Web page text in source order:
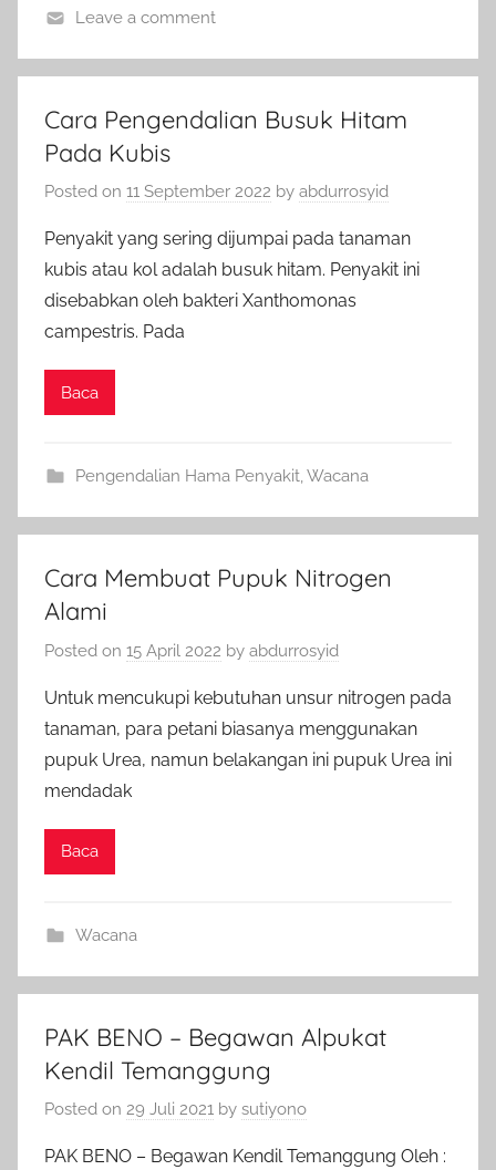
Leave a comment
Cara Pengendalian Busuk Hitam
Pada Kubis
Posted on 11 September 2022 by abdurrosyid
Penyakit yang sering dijumpai pada tanaman
kubis atau kol adalah busuk hitam. Penyakit ini
disebabkan oleh bakteri Xanthomonas
campestris. Pada
Baca
Pengendalian Hama Penyakit,Wacana
Cara Membuat Pupuk Nitrogen
Alami
Posted on 15 April 2022 by abdurrosyid
Untuk mencukupi kebutuhan unsur nitrogen pada
tanaman, para petani biasanya menggunakan
pupuk Urea, namun belakangan ini pupuk Urea ini
mendadak
Baca
Wacana
PAK BENO – Begawan Alpukat
Kendil Temanggung
Posted on 29 Juli 2021 by sutiyono
PAK BENO – Begawan Kendil Temanggung Oleh :